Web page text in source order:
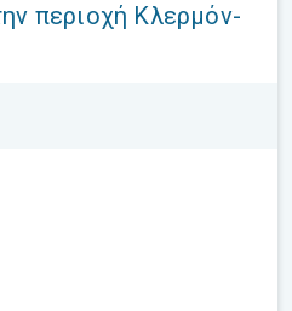
περιοχή Κλερμόν-